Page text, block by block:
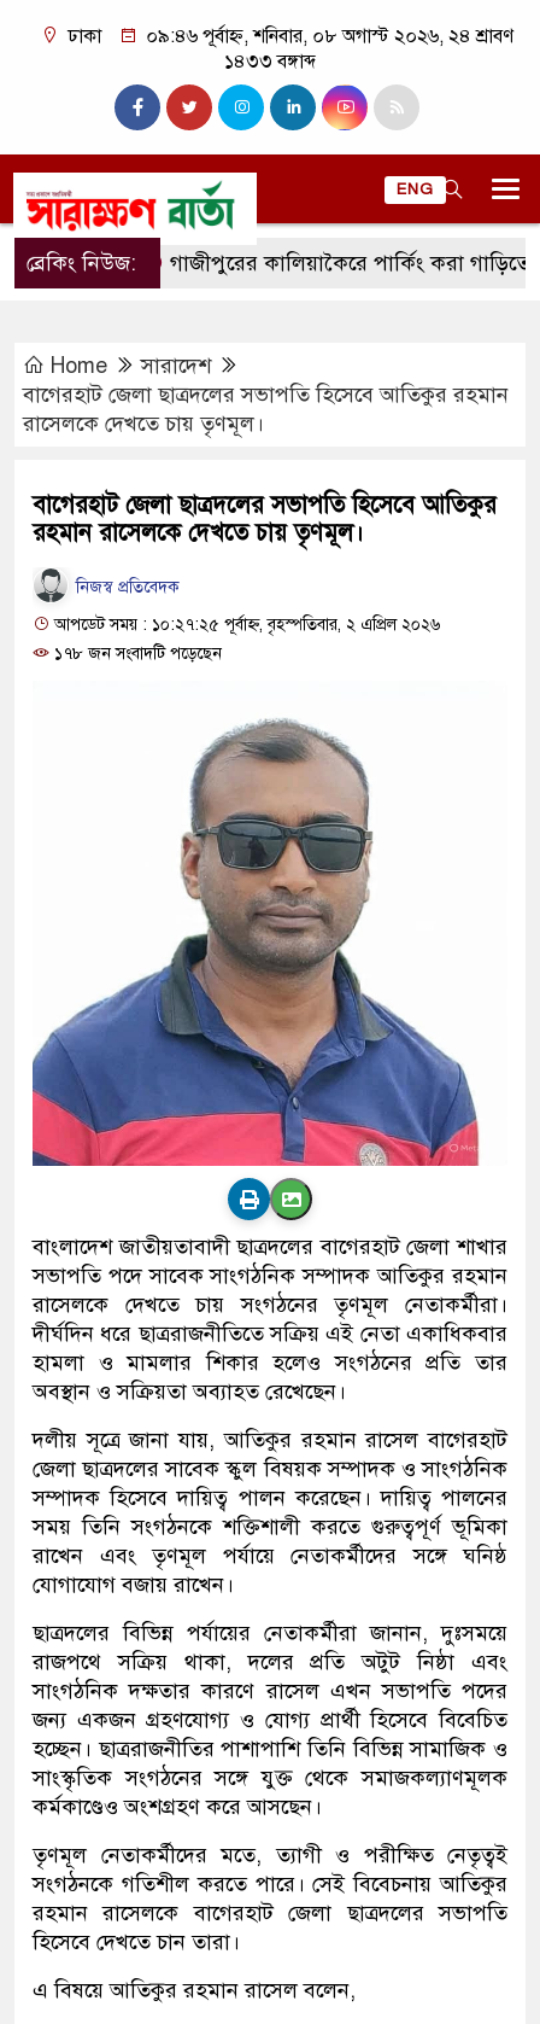
ঢাকা
০৯:৪৬ পূর্বাহ্ন, শনিবার, ০৮ অগাস্ট ২০২৬, ২৪ শ্রাবণ
১৪৩৩ বঙ্গাব্দ
ENG
ব্রেকিং নিউজ:গাজীপুরের কালিয়াকৈরে পার্কিং করা গাড়িতে আগুন।
Home
সারাদেশ
বাগেরহাট জেলা ছাত্রদলের সভাপতি হিসেবে আতিকুর রহমান
রাসেলকে দেখতে চায় তৃণমূল।
বাগেরহাট জেলা ছাত্রদলের সভাপতি হিসেবে আতিকুর
রহমান রাসেলকে দেখতে চায় তৃণমূল।
নিজস্ব প্রতিবেদক
আপডেট সময় : ১০:২৭:২৫ পূর্বাহ্ন, বৃহস্পতিবার, ২ এপ্রিল ২০২৬
১৭৮ জন সংবাদটি পড়েছেন
বাংলাদেশ জাতীয়তাবাদী ছাত্রদলের বাগেরহাট জেলা শাখার
সভাপতি পদে সাবেক সাংগঠনিক সম্পাদক আতিকুর রহমান
রাসেলকে দেখতে চায় সংগঠনের তৃণমূল নেতাকর্মীরা।
দীর্ঘদিন ধরে ছাত্ররাজনীতিতে সক্রিয় এই নেতা একাধিকবার
হামলা ও মামলার শিকার হলেও সংগঠনের প্রতি তার
অবস্থান ও সক্রিয়তা অব্যাহত রেখেছেন।
দলীয় সূত্রে জানা যায়, আতিকুর রহমান রাসেল বাগেরহাট
জেলা ছাত্রদলের সাবেক স্কুল বিষয়ক সম্পাদক ও সাংগঠনিক
সম্পাদক হিসেবে দায়িত্ব পালন করেছেন। দায়িত্ব পালনের
সময় তিনি সংগঠনকে শক্তিশালী করতে গুরুত্বপূর্ণ ভূমিকা
রাখেন এবং তৃণমূল পর্যায়ে নেতাকর্মীদের সঙ্গে ঘনিষ্ঠ
যোগাযোগ বজায় রাখেন।
ছাত্রদলের বিভিন্ন পর্যায়ের নেতাকর্মীরা জানান, দুঃসময়ে
রাজপথে সক্রিয় থাকা, দলের প্রতি অটুট নিষ্ঠা এবং
সাংগঠনিক দক্ষতার কারণে রাসেল এখন সভাপতি পদের
জন্য একজন গ্রহণযোগ্য ও যোগ্য প্রার্থী হিসেবে বিবেচিত
হচ্ছেন। ছাত্ররাজনীতির পাশাপাশি তিনি বিভিন্ন সামাজিক ও
সাংস্কৃতিক সংগঠনের সঙ্গে যুক্ত থেকে সমাজকল্যাণমূলক
কর্মকাণ্ডেও অংশগ্রহণ করে আসছেন।
তৃণমূল নেতাকর্মীদের মতে, ত্যাগী ও পরীক্ষিত নেতৃত্বই
সংগঠনকে গতিশীল করতে পারে। সেই বিবেচনায় আতিকুর
রহমান রাসেলকে বাগেরহাট জেলা ছাত্রদলের সভাপতি
হিসেবে দেখতে চান তারা।
এ বিষয়ে আতিকুর রহমান রাসেল বলেন,